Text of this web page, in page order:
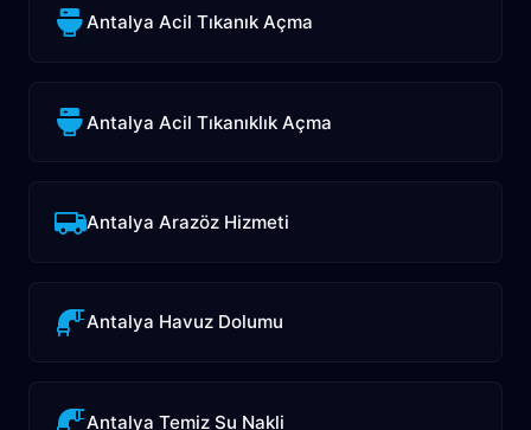
Antalya Acil Tıkanık Açma
Antalya Acil Tıkanıklık Açma
Antalya Arazöz Hizmeti
Antalya Havuz Dolumu
Antalya Temiz Su Nakli